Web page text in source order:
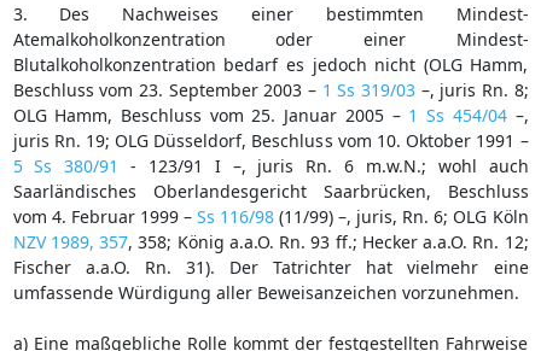
3. Des Nachweises einer bestimmten Mindest-
Atemalkoholkonzentration oder einer Mindest-
Blutalkoholkonzentration bedarf es jedoch nicht (OLG Hamm,
Beschluss vom 23. September 2003 – 1 Ss 319/03–, juris Rn. 8;
OLG Hamm, Beschluss vom 25. Januar 2005 – 1 Ss 454/04–,
juris Rn. 19; OLG Düsseldorf, Beschluss vom 10. Oktober 1991 –
5 Ss 380/91
- 123/91 I –, juris Rn. 6 m.w.N.; wohl auch
Saarländisches Oberlandesgericht Saarbrücken, Beschluss
vom 4. Februar 1999 – Ss 116/98(11/99) –, juris, Rn. 6; OLG Köln
NZV 1989, 357, 358; König a.a.O. Rn. 93 ff.; Hecker a.a.O. Rn. 12;
Fischer a.a.O. Rn. 31). Der Tatrichter hat vielmehr eine
umfassende Würdigung aller Beweisanzeichen vorzunehmen.
a) Eine maßgebliche Rolle kommt der festgestellten Fahrweise